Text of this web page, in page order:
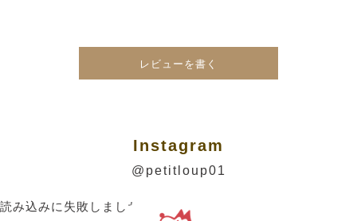
レビューを書く
Instagram
@petitloup01
読み込みに失敗しました。